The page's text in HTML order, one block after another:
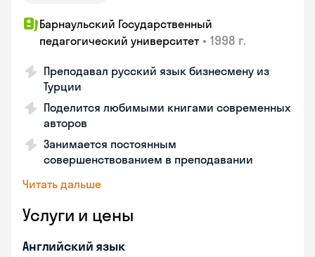
Барнаульский Государственный
педагогический университет • 1998 г.
Преподавал русский язык бизнесмену из
Турции
Поделится любимыми книгами современных
авторов
Занимается постоянным
совершенствованием в преподавании
Читать дальше
Услуги и цены
Английский язык